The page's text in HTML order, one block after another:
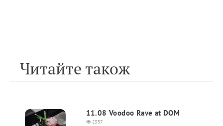
Читайте також
11.08 Voodoo Rave at DOM
2357